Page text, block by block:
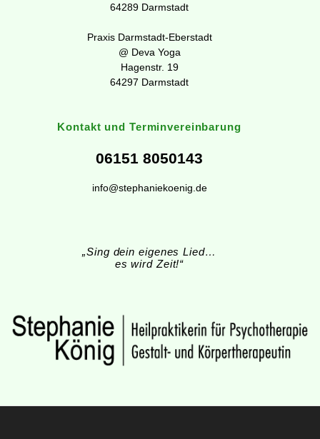
64289 Darmstadt
Praxis Darmstadt-Eberstadt
@ Deva Yoga
Hagenstr. 19
64297 Darmstadt
Kontakt und Terminvereinbarung
06151 8050143
info@stephaniekoenig.de
„Sing dein eigenes Lied…
es wird Zeit!“